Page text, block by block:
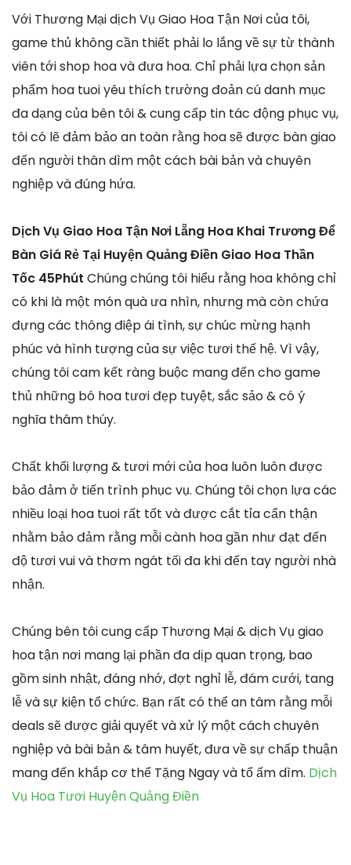
Với Thương Mại dịch Vụ Giao Hoa Tận Nơi của tôi,
game thủ không cần thiết phải lo lắng về sự từ thành
viên tới shop hoa và đưa hoa. Chỉ phải lựa chọn sản
phẩm hoa tuoi yêu thích trường đoản cú danh mục
đa dạng của bên tôi & cung cấp tin tác động phục vụ,
tôi có lẽ đảm bảo an toàn rằng hoa sẽ được bàn giao
đến người thân dìm một cách bài bản và chuyên
nghiệp và đúng hứa.
Dịch Vụ Giao Hoa Tận Nơi Lẵng Hoa Khai Trương Để
Bàn Giá Rẻ Tại Huyện Quảng Điền Giao Hoa Thần
Tốc 45Phút Chúng chúng tôi hiểu rằng hoa không chỉ
có khi là một món quà ưa nhìn, nhưng mà còn chứa
đựng các thông điệp ái tình, sự chúc mừng hạnh
phúc và hình tượng của sự việc tươi thế hệ. Vì vậy,
chúng tôi cam kết ràng buộc mang đến cho game
thủ những bó hoa tươi đẹp tuyệt, sắc sảo & có ý
nghĩa thâm thúy.
Chất khối lượng & tươi mới của hoa luôn luôn được
bảo đảm ở tiến trình phục vụ. Chúng tôi chọn lựa các
nhiều loại hoa tuoi rất tốt và được cắt tỉa cẩn thận
nhằm bảo đảm rằng mỗi cành hoa gần như đạt đến
độ tươi vui và thơm ngát tối đa khi đến tay người nhà
nhận.
Chúng bên tôi cung cấp Thương Mại & dịch Vụ giao
hoa tận nơi mang lại phần đa dịp quan trọng, bao
gồm sinh nhật, đáng nhớ, đợt nghỉ lễ, đám cưới, tang
lễ và sự kiện tổ chức. Bạn rất có thể an tâm rằng mỗi
deals sẽ được giải quyết và xử lý một cách chuyên
nghiệp và bài bản & tâm huyết, đưa về sự chấp thuận
mang đến khắp cơ thể Tặng Ngay và tổ ấm dìm. Dịch
Vụ Hoa Tươi Huyện Quảng Điền